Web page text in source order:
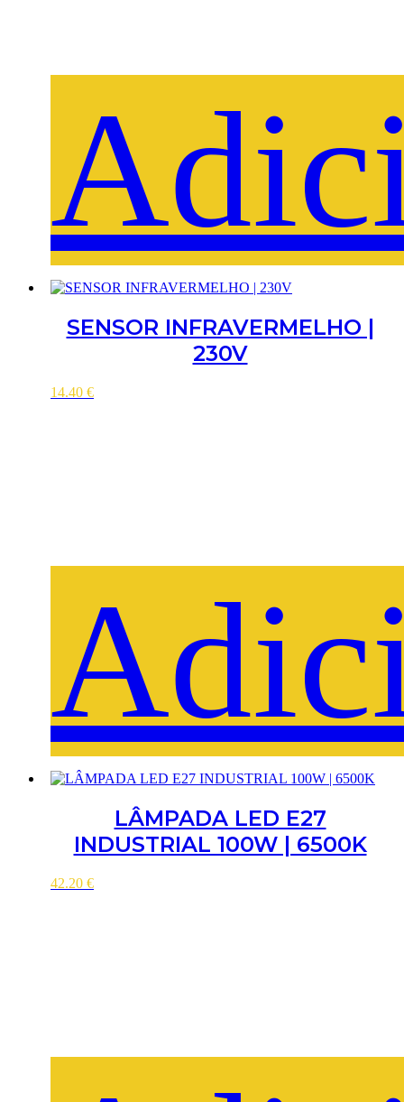
SENSOR INFRAVERMELHO |
230V
14.40 €
LÂMPADA LED E27
INDUSTRIAL 100W | 6500K
42.20 €